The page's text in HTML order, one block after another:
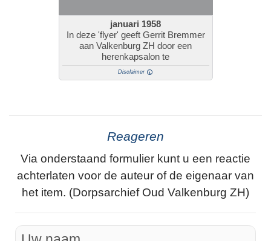
januari 1958
In deze 'flyer' geeft Gerrit Bremmer
aan Valkenburg ZH door een
herenkapsalon te
Disclaimer
Reageren
Via onderstaand formulier kunt u een reactie
achterlaten voor de auteur of de eigenaar van
het item. (Dorpsarchief Oud Valkenburg ZH)